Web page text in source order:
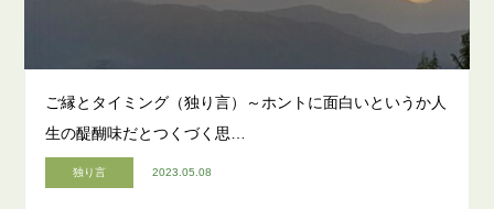
ご縁とタイミング（独り言）～ホントに面白いというか人
生の醍醐味だとつくづく思…
独り言 2023.05.08